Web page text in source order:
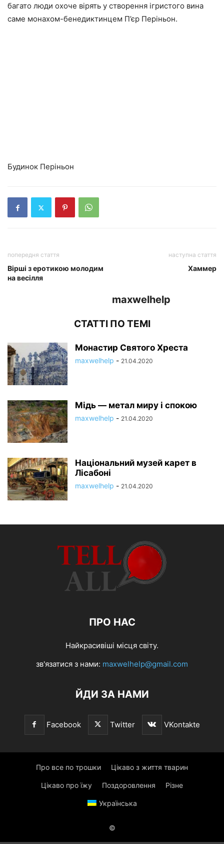
багато люди охоче вірять у створення ігристого вина
саме монахом-бенедиктинцем П’єр Періньон.
Будинок Періньон
попередня стаття
Вірші з еротикою молодим
на весілля
наступна стаття
Хаммер
maxwelhelp
СТАТТІ ПО ТЕМІ
Монастир Святого Хреста
maxwelhelp - 21.04.2020
Мідь — метал миру і спокою
maxwelhelp - 21.04.2020
Національний музей карет в
Лісабоні
maxwelhelp - 21.04.2020
ПРО НАС
Найкрасивіші місця світу.
зв'язатися з нами: maxwelhelp@gmail.com
ЙДИ ЗА НАМИ
Facebook Twitter VKontakte
Про все по трошки Цікаво з життя тварин
Цікаво про їжу Поздоровлення Різне
Українська
©